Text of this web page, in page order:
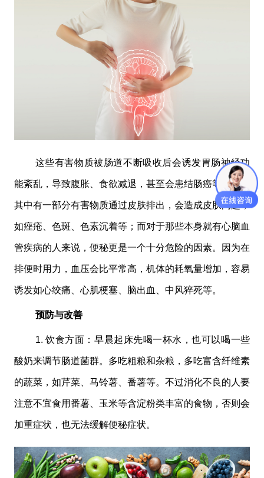
这些有害物质被肠道不断吸收后会诱发胃肠神经功
能紊乱，导致腹胀、食欲减退，甚至会患结肠癌等；另外
其中有一部分有害物质通过皮肤排出，会造成皮肤问题，
如痤疮、色斑、色素沉着等；而对于那些本身就有心脑血
管疾病的人来说，便秘更是一个十分危险的因素。因为在
排便时用力，血压会比平常高，机体的耗氧量增加，容易
诱发如心绞痛、心肌梗塞、脑出血、中风猝死等。
预防与改善
1. 饮食方面：早晨起床先喝一杯水，也可以喝一些
酸奶来调节肠道菌群。多吃粗粮和杂粮，多吃富含纤维素
的蔬菜，如芹菜、马铃薯、番薯等。不过消化不良的人要
注意不宜食用番薯、玉米等含淀粉类丰富的食物，否则会
加重症状，也无法缓解便秘症状。